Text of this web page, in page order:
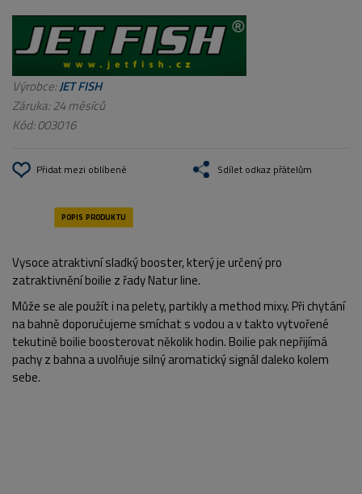
Výrobce:JET FISH
Záruka: 24 měsíců
Kód:003016
Přidat mezi oblíbené Sdílet odkaz přátelům
Vysoce atraktivní sladký booster, který je určený pro
zatraktivnění boilie z řady Natur line.
Může se ale použít i na pelety, partikly a method mixy. Při chytání
na bahně doporučujeme smíchat s vodou a v takto vytvořené
tekutině boilie boosterovat několik hodin. Boilie pak nepřijímá
pachy z bahna a uvolňuje silný aromatický signál daleko kolem
sebe.